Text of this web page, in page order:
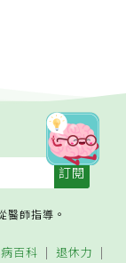
醫師指導。
百科 退休力